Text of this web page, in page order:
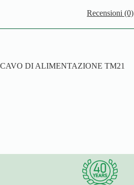
Recensioni (0)
CAVO DI ALIMENTAZIONE TM21